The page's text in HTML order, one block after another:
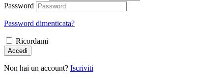
Password
Password dimenticata?
Ricordami
Accedi
Non hai un account? Iscriviti